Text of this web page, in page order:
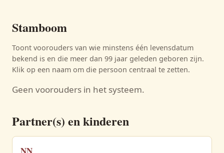
Stamboom
Toont voorouders van wie minstens één levensdatum
bekend is en die meer dan 99 jaar geleden geboren zijn.
Klik op een naam om die persoon centraal te zetten.
Geen voorouders in het systeem.
Partner(s) en kinderen